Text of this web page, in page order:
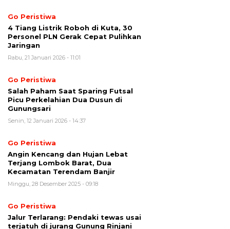
Go Peristiwa
4 Tiang Listrik Roboh di Kuta, 30
Personel PLN Gerak Cepat Pulihkan
Jaringan
Rabu, 21 Januari 2026 - 11:01
Go Peristiwa
Salah Paham Saat Sparing Futsal
Picu Perkelahian Dua Dusun di
Gunungsari
Senin, 12 Januari 2026 - 14:37
Go Peristiwa
Angin Kencang dan Hujan Lebat
Terjang Lombok Barat, Dua
Kecamatan Terendam Banjir
Minggu, 28 Desember 2025 - 09:18
Go Peristiwa
Jalur Terlarang: Pendaki tewas usai
terjatuh di jurang Gunung Rinjani